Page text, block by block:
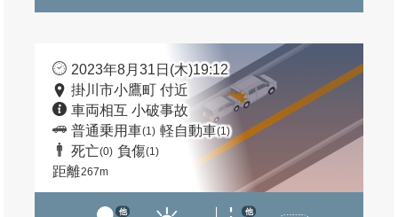
2023年8月31日(木)19:12
掛川市小鷹町 付近
車両相互 小破事故
普通乗用車(1) 軽自動車(1)
死亡(0) 負傷(1)
距離267m
他 他